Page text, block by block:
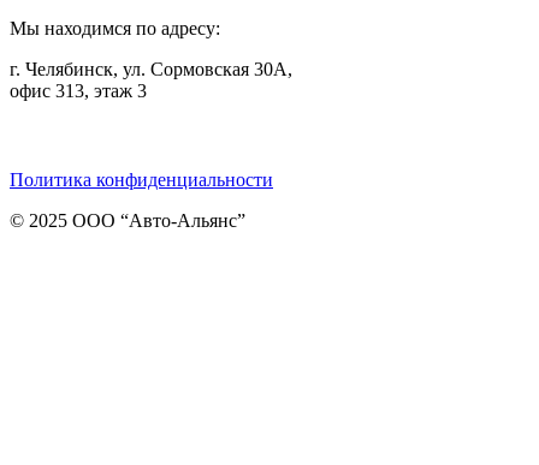
Мы находимся по адресу:
г. Челябинск, ул. Сормовская 30А,
офис 313, этаж 3
Политика конфиденциальности
© 2025 ООО “Авто-Альянс”